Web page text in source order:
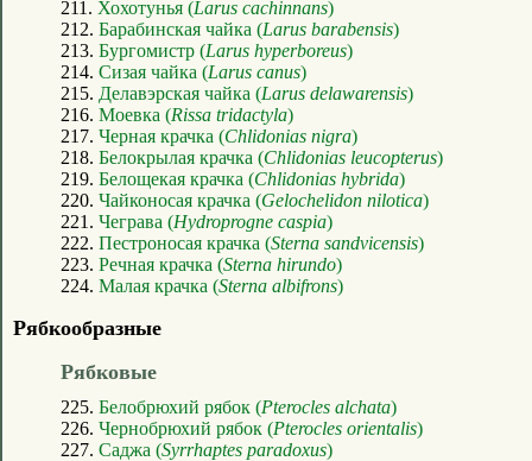
211. Хохотунья (Larus cachinnans)
212. Барабинская чайка (Larus barabensis)
213. Бургомистр (Larus hyperboreus)
214. Сизая чайка (Larus canus)
215. Делавэрская чайка (Larus delawarensis)
216. Моевка (Rissa tridactyla)
217. Черная крачка (Chlidonias nigra)
218. Белокрылая крачка (Chlidonias leucopterus)
219. Белощекая крачка (Chlidonias hybrida)
220. Чайконосая крачка (Gelochelidon nilotica)
221. Чеграва (Hydroprogne caspia)
222. Пестроносая крачка (Sterna sandvicensis)
223. Речная крачка (Sterna hirundo)
224. Малая крачка (Sterna albifrons)
Рябкообразные
Рябковые
225. Белобрюхий рябок (Pterocles alchata)
226. Чернобрюхий рябок (Pterocles orientalis)
227. Саджа (Syrrhaptes paradoxus)